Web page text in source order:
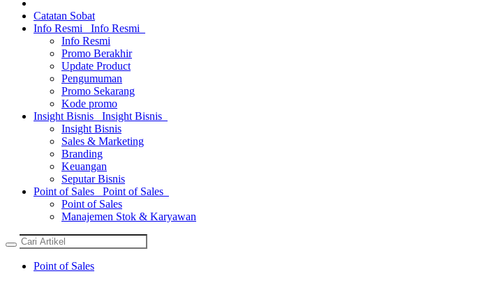
Catatan Sobat
Info Resmi
Info Resmi
Info Resmi
Promo Berakhir
Update Product
Pengumuman
Promo Sekarang
Kode promo
Insight Bisnis
Insight Bisnis
Insight Bisnis
Sales & Marketing
Branding
Keuangan
Seputar Bisnis
Point of Sales
Point of Sales
Point of Sales
Manajemen Stok & Karyawan
Point of Sales